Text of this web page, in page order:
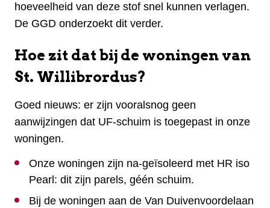
hoeveelheid van deze stof snel kunnen verlagen.
De GGD onderzoekt dit verder.
Hoe zit dat bij de woningen van
St. Willibrordus?
Goed nieuws: er zijn vooralsnog geen
aanwijzingen dat UF-schuim is toegepast in onze
woningen.
Onze woningen zijn na-geïsoleerd met HR iso
Pearl: dit zijn parels, géén schuim.
Bij de woningen aan de Van Duivenvoordelaan